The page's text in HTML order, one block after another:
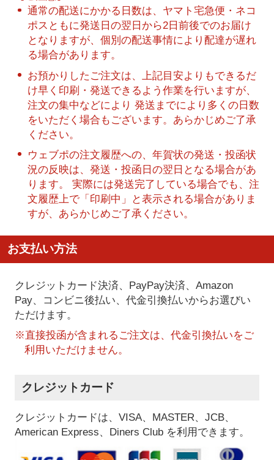
通常の配送にかかる日数は、ヤマト宅急便・ネコ
ポスともに発送日の翌日から2日前後でのお届け
となりますが、個別の配送事情により配達が遅れ
る場合があります。
お預かりしたご注文は、上記目安よりもできるだ
け早く印刷・発送できるよう作業を行いますが、
注文の集中などにより 発送までにより多くの日数
をいただく場合もございます。あらかじめご了承
ください。
ウェブポの注文履歴への、年賀状の発送・投函状
況の反映は、発送・投函日の翌日となる場合があ
ります。 実際には発送完了している場合でも、注
文履歴上で「印刷中」と表示される場合がありま
すが、あらかじめご了承ください。
お支払い方法
クレジットカード決済、PayPay決済、Amazon
Pay、コンビニ後払い、代金引換払いからお選びい
ただけます。
※直接投函が含まれるご注文は、代金引換払いをご
利用いただけません。
クレジットカード
クレジットカードは、VISA、MASTER、JCB、
American Express、Diners Club を利用できます。